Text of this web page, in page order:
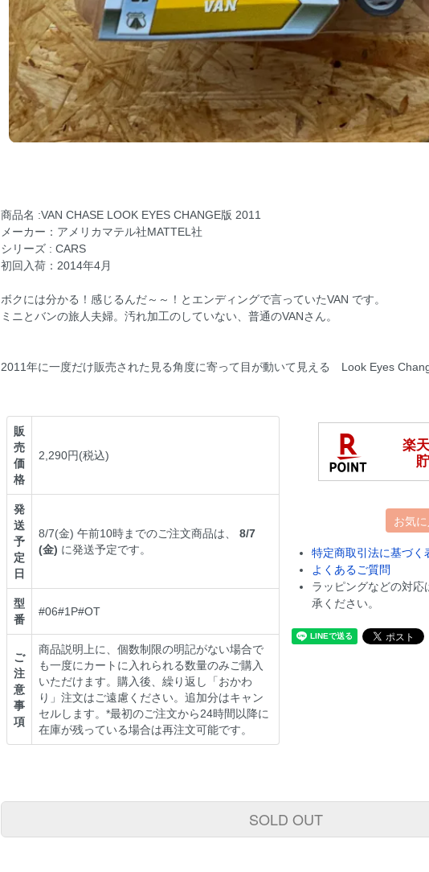
商品名 :VAN CHASE LOOK EYES CHANGE版 2011
メーカー：アメリカマテル社MATTEL社
シリーズ : CARS
初回入荷：2014年4月
ボクには分かる！感じるんだ～～！とエンディングで言っていたVAN です。
ミニとバンの旅人夫婦。汚れ加工のしていない、普通のVANさん。
2011年に一度だけ販売された見る角度に寄って目が動いて見える Look Eyes
販
売
価
格
2,290円(税込)
発
送
予
定
日
8/7(金) 午前10時までのご注文商品は、8/7
(金) に発送予定です。
型
番
#06#1P#OT
ご
注
意
事
項
商品説明上に、個数制限の明記がない場合で
も一度にカートに入れられる数量のみご購入
いただけます。購入後、繰り返し「おかわ
り」注文はご遠慮ください。追加分はキャン
セルします。*最初のご注文から24時間以降に
在庫が残っている場合は再注文可能です。
お気
特定商取引法に基づく
よくあるご質問
ラッピングなどの対応
承ください。
SOLD OUT